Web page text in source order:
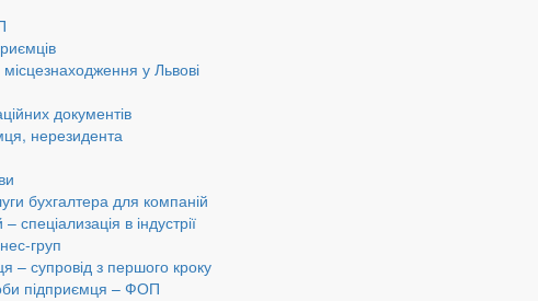
у Львові
документів
нерезидента
бухгалтера для компаній
спеціализація в індустрії
груп
– супровід з першого кроку
підприємця – ФОП